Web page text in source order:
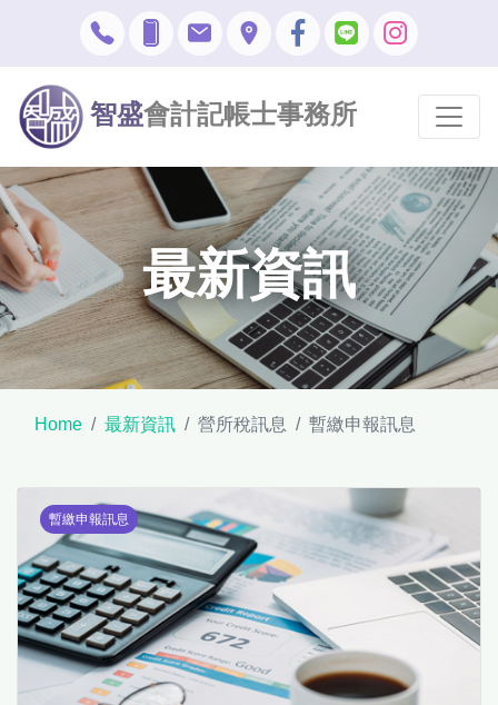
智盛會計記帳士事務所
最新資訊
Home 最新資訊 營所稅訊息 暫繳申報訊息
暫繳申報訊息